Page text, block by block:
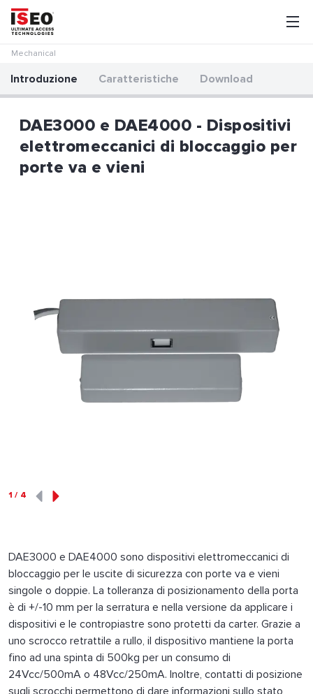
Mechanical
Introduzione Caratteristiche Download
DAE3000 e DAE4000 - Dispositivi
elettromeccanici di bloccaggio per
porte va e vieni
1 / 4
DAE3000 e DAE4000 sono dispositivi elettromeccanici di
bloccaggio per le uscite di sicurezza con porte va e vieni
singole o doppie. La tolleranza di posizionamento della porta
è di +/-10 mm per la serratura e nella versione da applicare i
dispositivi e le contropiastre sono protetti da carter. Grazie a
uno scrocco retrattile a rullo, il dispositivo mantiene la porta
fino ad una spinta di 500kg per un consumo di
24Vcc/500mA o 48Vcc/250mA. Inoltre, contatti di posizione